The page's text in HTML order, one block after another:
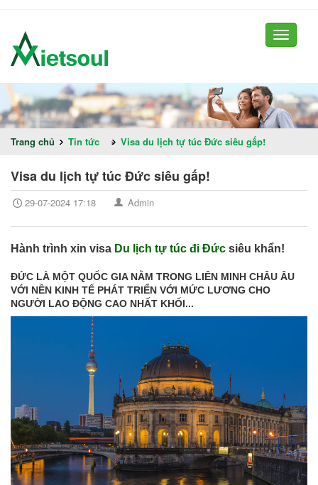
Toggle
Trang chủ Tin tức » Visa du lịch tự túc Đức siêu gấp!
Visa du lịch tự túc Đức siêu gấp!
29-07-2024 17:18 Admin
Hành trình xin visa Du lịch tự túc đi Đức siêu khẩn!
ĐỨC LÀ MỘT QUỐC GIA NẰM TRONG LIÊN MINH CHÂU ÂU
VỚI NỀN KINH TẾ PHÁT TRIỂN VỚI MỨC LƯƠNG CHO
NGƯỜI LAO ĐỘNG CAO NHẤT KHỐI...